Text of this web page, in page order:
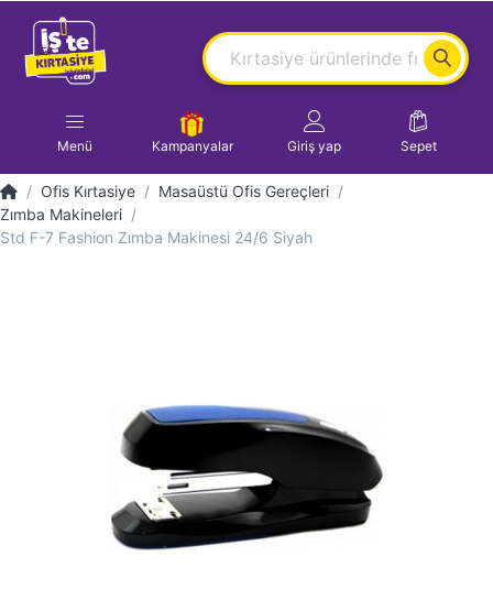
Menü Kampanyalar Giriş yap Sepet
Ofis Kırtasiye
Masaüstü Ofis Gereçleri
Zımba Makineleri
Std F-7 Fashion Zımba Makinesi 24/6 Siyah